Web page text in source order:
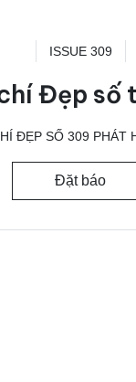
ISSUE 309
Đẹp số
ĐẸP SỐ 309 PHÁT
Đặt báo